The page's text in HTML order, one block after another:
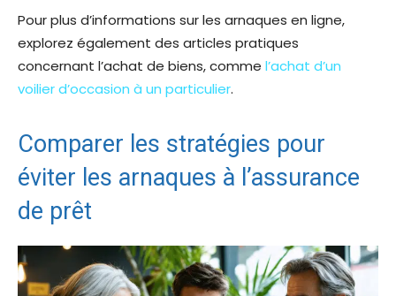
Pour plus d’informations sur les arnaques en ligne,
explorez également des articles pratiques
concernant l’achat de biens, comme l’achat d’un
voilier d’occasion à un particulier.
Comparer les stratégies pour
éviter les arnaques à l’assurance
de prêt